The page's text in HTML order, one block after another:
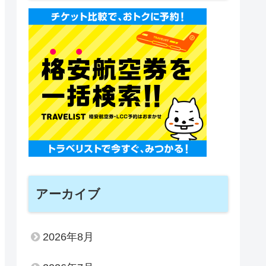
アーカイブ
2026年8月